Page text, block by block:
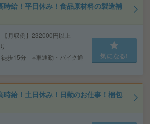
時給！平日休み！食品原材料の製造補
月収例】232000円以上
徒歩15分 ※車通勤・バイク通
気になる!
時給！土日休み！日勤のお仕事！梱包